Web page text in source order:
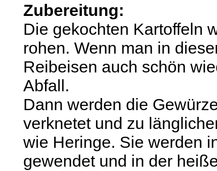
Zubereitung:
Die gekochten Kartoffeln
rohen. Wenn man in
Reibeisen auch schön
Abfall.
Dann werden die
verknetet und zu
wie Heringe. Sie werden
gewendet und in der